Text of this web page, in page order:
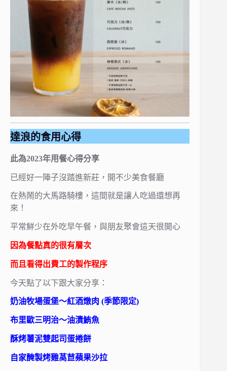
達浪的食用心得
此為2023年用餐心得分享
已經好一陣子沒踏進新莊，開不少美食餐廳
在熱鬧的大馬路騎樓，這間就是讓人吃過還想再
來！
平常鮮少在外吃早午餐 ，與朋友聚會這天很開心
因為餐點真的很有層次
而且看得出費工的製作程序
今天點了以下跟大家分享：
奶油牧場蛋堡～紅酒燉肉 (季節限定)
布里歐三明治～油漬鮪魚
酥烤薯泥雙起司蛋捲餅
自家醃製烤雞萵苣蘋果沙拉